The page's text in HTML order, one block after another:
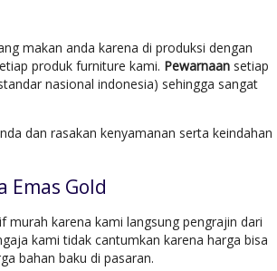
makan anda karena di produksi dengan
produk furniture kami. Pewarnaan setiap
nasional indonesia) sehingga sangat
dan rasakan kenyamanan serta keindahan
Emas Gold
murah karena kami langsung pengrajin dari
kami tidak cantumkan karena harga bisa
bahan baku di pasaran.